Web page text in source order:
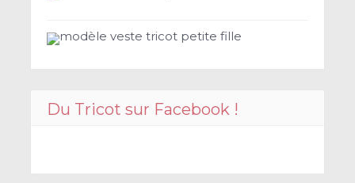
modèle veste tricot petite fille
Du Tricot sur Facebook !